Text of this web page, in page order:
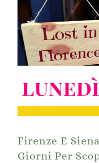
Firenze E
Giorni Per